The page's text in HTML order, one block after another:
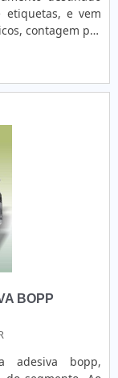
e Comércio de
etiquetas de
etiquetas de
dentre muitos
e vem
contagem por
sistema de
bobina de até
até 150mts/min,
rebobinadeira de
a procura é por
mão de obra da
ótima qualidade
SOBRE
maneiras
em sua
centraliza
própria. Tudo
falamos em
e serviços que
BOPP
adesiva bopp,